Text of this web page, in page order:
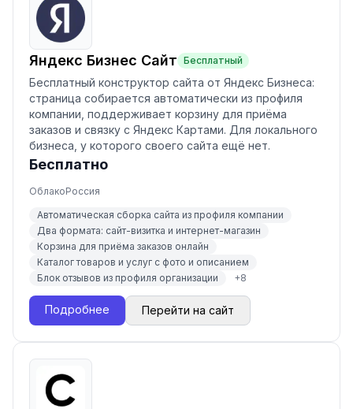
Яндекс Бизнес Сайт Бесплатный
Бесплатный конструктор сайта от Яндекс Бизнеса:
страница собирается автоматически из профиля
компании, поддерживает корзину для приёма
заказов и связку с Яндекс Картами. Для локального
бизнеса, у которого своего сайта ещё нет.
Бесплатно
ОблакоРоссия
Автоматическая сборка сайта из профиля компании
Два формата: сайт-визитка и интернет-магазин
Корзина для приёма заказов онлайн
Каталог товаров и услуг с фото и описанием
Блок отзывов из профиля организации
+8
Подробнее Перейти на сайт